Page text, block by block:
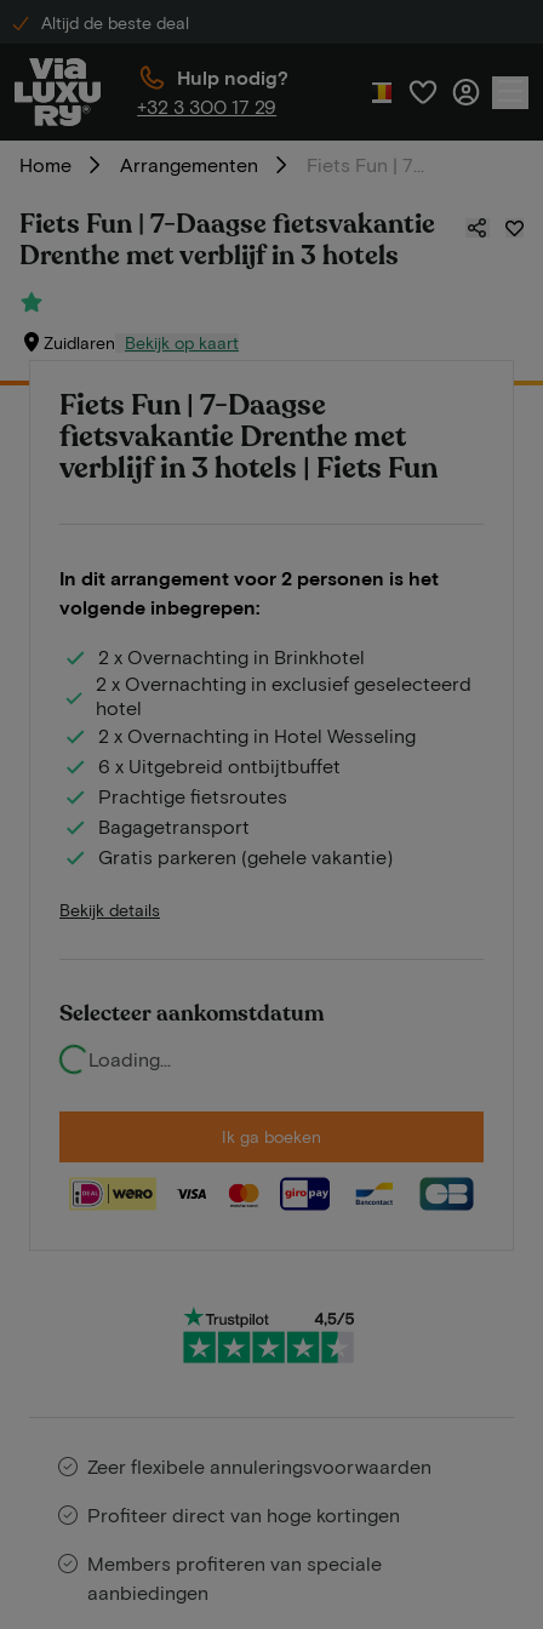
Altijd de beste deal
Hulp nodig?
+32 3 300 17 29
Home Arrangementen
Fiets Fun | 7-Daagse fietsvakantie
Drenthe met verblijf in 3 hotels
Zuidlaren Bekijk op kaart
Fiets Fun | 7-Daagse
fietsvakantie Drenthe met
verblijf in 3 hotels | Fiets Fun
In dit arrangement voor 2 personen is het
volgende inbegrepen:
2 x Overnachting in Brinkhotel
2 x Overnachting in exclusief geselecteerd
hotel
2 x Overnachting in Hotel Wesseling
6 x Uitgebreid ontbijtbuffet
Prachtige fietsroutes
Bagagetransport
Gratis parkeren (gehele vakantie)
Bekijk details
Selecteer aankomstdatum
Loading...
Ik ga boeken
Zeer flexibele annuleringsvoorwaarden
Profiteer direct van hoge kortingen
Members profiteren van speciale
aanbiedingen